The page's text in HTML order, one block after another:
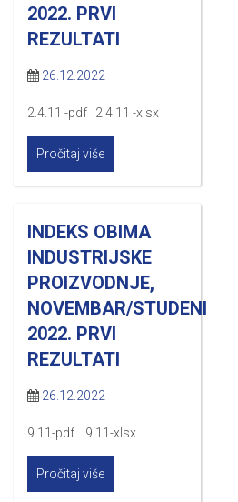
2022. PRVI
REZULTATI
26.12.2022
2.4.11 -pdf 2.4.11 -xlsx
Pročitaj više
INDEKS OBIMA
INDUSTRIJSKE
PROIZVODNJE,
NOVEMBAR/STUDENI
2022. PRVI
REZULTATI
26.12.2022
9.11-pdf 9.11-xlsx
Pročitaj više